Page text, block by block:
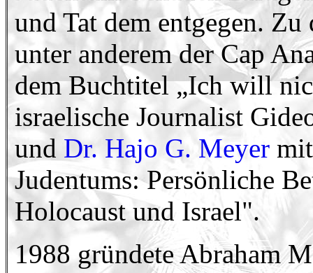
und Tat dem entgegen. Zu
unter anderem der Cap
dem Buchtitel „Ich will
israelische Journalist
und Dr. Hajo G. Meyer
Judentums: Persönliche
Holocaust und Israel".
1988 gründete Abraham